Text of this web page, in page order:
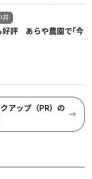
井
好評 あらや農園で｢今
アップ（PR）の